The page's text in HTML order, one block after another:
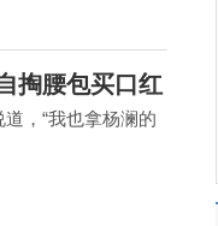
掏腰包买口红
，“我也拿杨澜的